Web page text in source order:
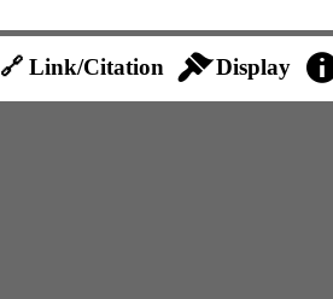
🔗 Link/Citation Display